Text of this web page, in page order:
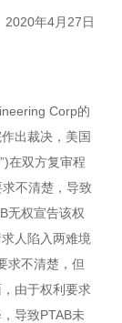
2020年4月27日
Corp的
出裁决，美国
在双方复审程
求不清楚，导致
无权宣告该权
人陷入两难境
求不清楚，但
由于权利要求
导致PTAB未